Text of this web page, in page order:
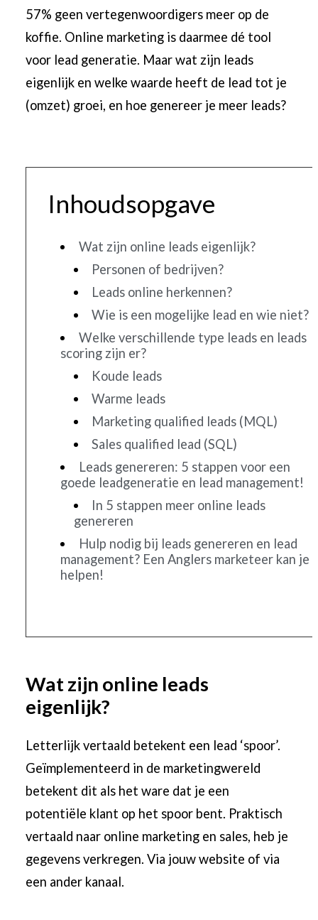
57% geen vertegenwoordigers meer op de
koffie. Online marketing is daarmee dé tool
voor lead generatie. Maar wat zijn leads
eigenlijk en welke waarde heeft de lead tot je
(omzet) groei, en hoe genereer je meer leads?
Inhoudsopgave
Wat zijn online leads eigenlijk?
Personen of bedrijven?
Leads online herkennen?
Wie is een mogelijke lead en wie niet?
Welke verschillende type leads en leads
scoring zijn er?
Koude leads
Warme leads
Marketing qualified leads (MQL)
Sales qualified lead (SQL)
Leads genereren: 5 stappen voor een
goede leadgeneratie en lead management!
In 5 stappen meer online leads
genereren
Hulp nodig bij leads genereren en lead
management? Een Anglers marketeer kan je
helpen!
Wat zijn online leads
eigenlijk?
Letterlijk vertaald betekent een lead ‘spoor’.
Geïmplementeerd in de marketingwereld
betekent dit als het ware dat je een
potentiële klant op het spoor bent. Praktisch
vertaald naar online marketing en sales, heb je
gegevens verkregen. Via jouw website of via
een ander kanaal.